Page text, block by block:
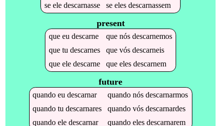
se ele descarnasse se eles descarnassem
present
que eu descarne que nós descarnemos
que tu descarnes que vós descarneis
que ele descarne que eles descarnem
future
quandoeudescarnar quandonósdescarnarmos
quandotudescarnares quandovósdescarnardes
quandoeledescarnar quandoelesdescarnarem